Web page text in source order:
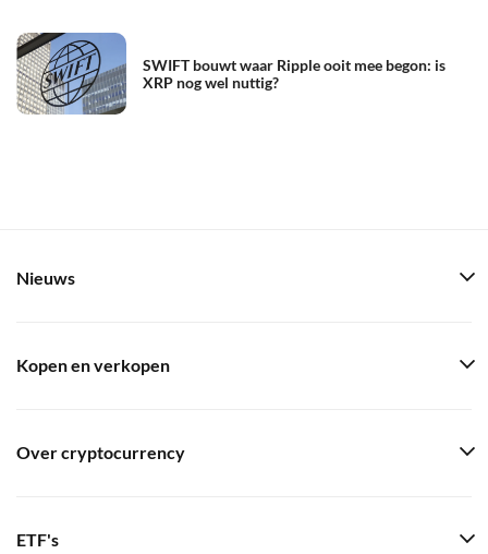
SWIFT bouwt waar Ripple ooit mee begon: is
XRP nog wel nuttig?
Nieuws
Kopen en verkopen
Over cryptocurrency
ETF's